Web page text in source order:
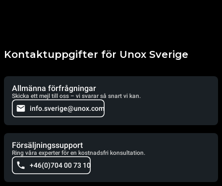
Kontaktuppgifter för Unox Sverige
Allmänna förfrågningar
Skicka ett mejl till oss – vi svarar så snart vi kan.
info.sverige@unox.com
Försäljningssupport
Ring våra experter för en kostnadsfri konsultation.
+46(0)704 00 73 10